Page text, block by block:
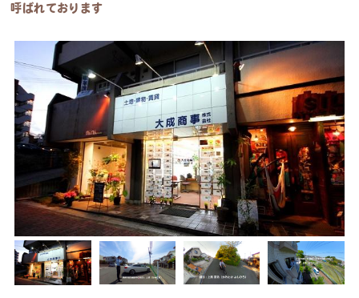
呼ばれております